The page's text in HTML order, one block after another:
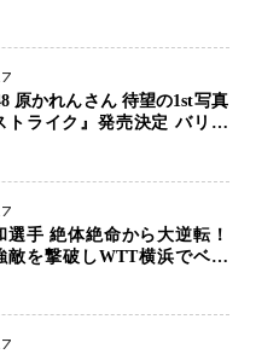
2」決戦へ万全の準備整う
原かれんさん 待望の1st写真
トライク』発売決定 バリで
の新境地
選手 絶体絶命から大逆転！
敵を撃破しWTT横浜でベス